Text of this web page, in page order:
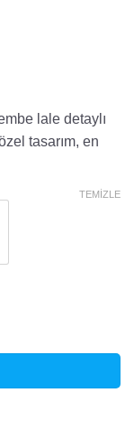
lale detaylı
tasarım, en
TEMIZLE